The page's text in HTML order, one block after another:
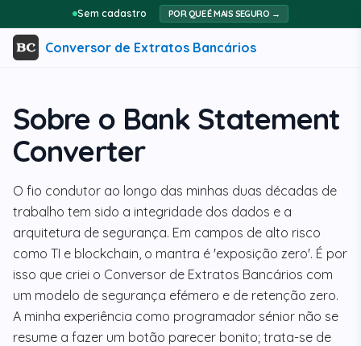
Sobre o Bank Statement
Converter
O fio condutor ao longo das minhas duas décadas de
trabalho tem sido a integridade dos dados e a
arquitetura de segurança. Em campos de alto risco
como TI e blockchain, o mantra é 'exposição zero'. É por
isso que criei o Conversor de Extratos Bancários com
um modelo de segurança efémero e de retenção zero.
A minha experiência como programador sénior não se
resume a fazer um botão parecer bonito; trata-se de
Sem cadastro POR QUE É MAIS SEGURO →
Conversor de Extratos Bancários